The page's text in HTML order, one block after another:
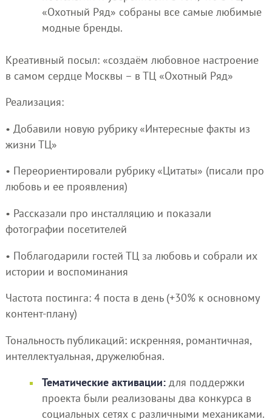
«Охотный Ряд» собраны все самые любимые
модные бренды.
Креативный посыл: «создаём любовное настроение
в самом сердце Москвы – в ТЦ «Охотный Ряд»
Реализация:
• Добавили новую рубрику «Интересные факты из
жизни ТЦ»
• Переориентировали рубрику «Цитаты» (писали про
любовь и ее проявления)
• Рассказали про инсталляцию и показали
фотографии посетителей
• Поблагодарили гостей ТЦ за любовь и собрали их
истории и воспоминания
Частота постинга: 4 поста в день (+30% к основному
контент-плану)
Тональность публикаций: искренняя, романтичная,
интеллектуальная, дружелюбная.
Тематические активации:для поддержки
проекта были реализованы два конкурса в
социальных сетях с различными механиками.